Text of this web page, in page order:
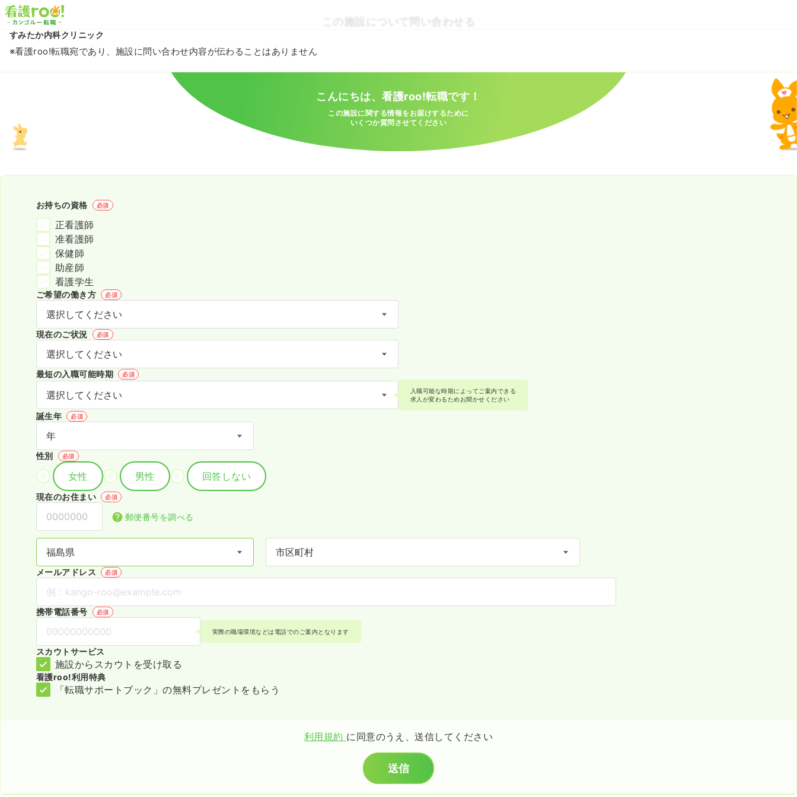
この施設について問い合わせる
すみたか内科クリニック
※看護roo!転職宛であり、施設に問い合わせ内容が伝わることはありません
こんにちは、看護roo!転職です！
この施設に関する情報をお届けするために
いくつか質問させてください
お持ちの資格 必須
正看護師
准看護師
保健師
助産師
看護学生
ご希望の働き方 必須
現在のご状況 必須
最短の入職可能時期 必須
入職可能な時期によってご案内できる
求人が変わるためお聞かせください
誕生年 必須
性別 必須
女性 男性 回答しない
現在のお住まい 必須
郵便番号を調べる
メールアドレス 必須
携帯電話番号 必須
実際の職場環境などは電話でのご案内となります
スカウトサービス
施設からスカウトを受け取る
看護roo!利用特典
「転職サポートブック」の無料プレゼントをもらう
利用規約 に同意のうえ、送信してください
送信